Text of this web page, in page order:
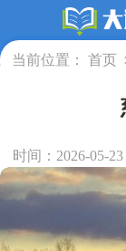
当前位置： 首页
时间：2026-05-23